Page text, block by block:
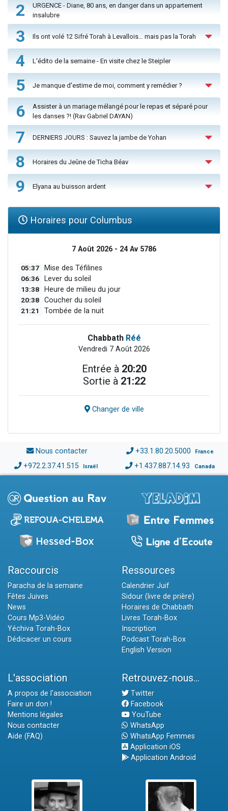
2
URGENCE - Diane, 80 ans, en danger dans un appartement
insalubre
3 Ils ont volé 12 Sifré Torah à Levallois… mais pas la Torah
4 L'édito de la semaine - En visite chez le Steipler
5 Je manque d'estime de moi, comment y remédier ?
6
Assister à un mariage mélangé pour le repas et séparé pour
les danses ?! (Rav Gabriel DAYAN)
7 DERNIERS JOURS : Sauvez la jambe de Yohan
8 Horaires du Jeûne de Ticha Béav
9 Elyana au buisson ardent
Horaires pour Columbus
7 Août 2026 - 24 Av 5786
05:37 Mise des Téfilines
06:36 Lever du soleil
13:38 Heure de milieu du jour
20:38 Coucher du soleil
21:21 Tombée de la nuit
Chabbath Réé
Vendredi 7 Août 2026
Entrée à 20:20
Sortie à 21:22
Changer de ville
Nous contacter +33.1.80.20.5000 France
+972.2.37.41.515 Israël +1.437.887.14.93 Canada
Raccourcis
Paracha de la semaine
Fêtes Juives
News
Cours Mp3-Vidéo
Yéchiva Torah-Box
Dédicacer un cours
Ressources
Calendrier Juif
Sidour (livre de prière)
Horaires de Chabbath
Livres Torah-Box
Inscription
Podcast Torah-Box
English Version
L'association
A propos de l'association
Faire un don !
Mentions légales
Nous contacter
Aide (FAQ)
Retrouvez-nous...
Twitter
Facebook
YouTube
WhatsApp
WhatsApp Femmes
Application iOS
Application Android